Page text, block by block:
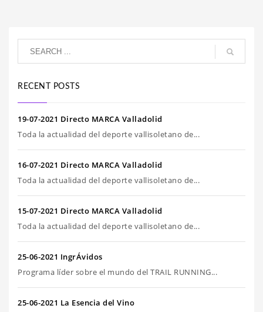
RECENT POSTS
19-07-2021 Directo MARCA Valladolid
Toda la actualidad del deporte vallisoletano de...
16-07-2021 Directo MARCA Valladolid
Toda la actualidad del deporte vallisoletano de...
15-07-2021 Directo MARCA Valladolid
Toda la actualidad del deporte vallisoletano de...
25-06-2021 IngrÁvidos
Programa líder sobre el mundo del TRAIL RUNNING...
25-06-2021 La Esencia del Vino